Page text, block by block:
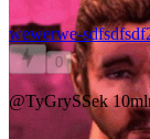
wewerwe-sdfsdfsdf
0
@TyGrySSek